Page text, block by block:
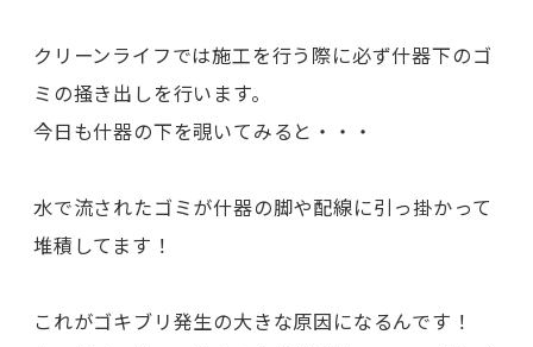
クリーンライフでは施工を行う際に必ず什器下のゴ
ミの掻き出しを行います。
今日も什器の下を覗いてみると・・・
水で流されたゴミが什器の脚や配線に引っ掛かって
堆積してます！
これがゴキブリ発生の大きな原因になるんです！